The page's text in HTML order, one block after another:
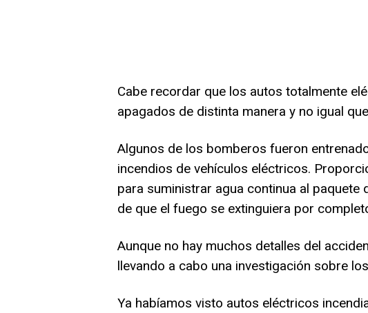
Cabe recordar que los autos totalmente
apagados de distinta manera y no igual
Algunos de los bomberos fueron
incendios de vehículos eléctricos.
para suministrar agua continua al paquete
de que el fuego se extinguiera por
Aunque no hay muchos detalles del
llevando a cabo una investigación sobre
Ya habíamos visto autos eléctricos